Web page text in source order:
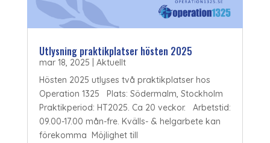
Utlysning praktikplatser hösten 2025
mar 18, 2025
Aktuellt
Hösten 2025 utlyses två praktikplatser hos
Operation 1325 Plats: Södermalm, Stockholm
Praktikperiod: HT2025. Ca 20 veckor. Arbetstid:
09.00-17.00 mån-fre. Kvälls- & helgarbete kan
förekomma Möjlighet till